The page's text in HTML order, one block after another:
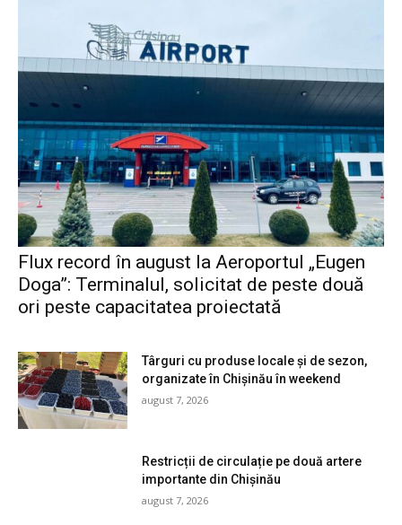
Flux record în august la Aeroportul „Eugen
Doga”: Terminalul, solicitat de peste două
ori peste capacitatea proiectată
Târguri cu produse locale și de sezon,
organizate în Chișinău în weekend
august 7, 2026
Restricții de circulație pe două artere
importante din Chișinău
august 7, 2026